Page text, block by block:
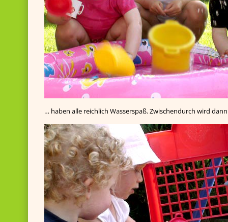
… haben alle reichlich Wasserspaß. Zwischendurch wird